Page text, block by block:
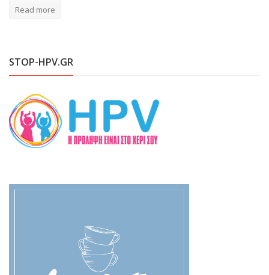
Read more
STOP-HPV.GR